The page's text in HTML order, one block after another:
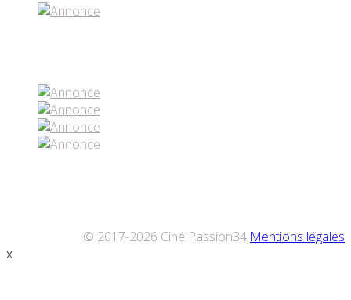
© 2017-2026 Ciné Passion34 Mentions légales
x